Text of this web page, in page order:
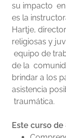
su impacto en
es la
Hartje,
religiosas y
equipo de
de la
brindar a los
asistencia
traumática.
Este curso de